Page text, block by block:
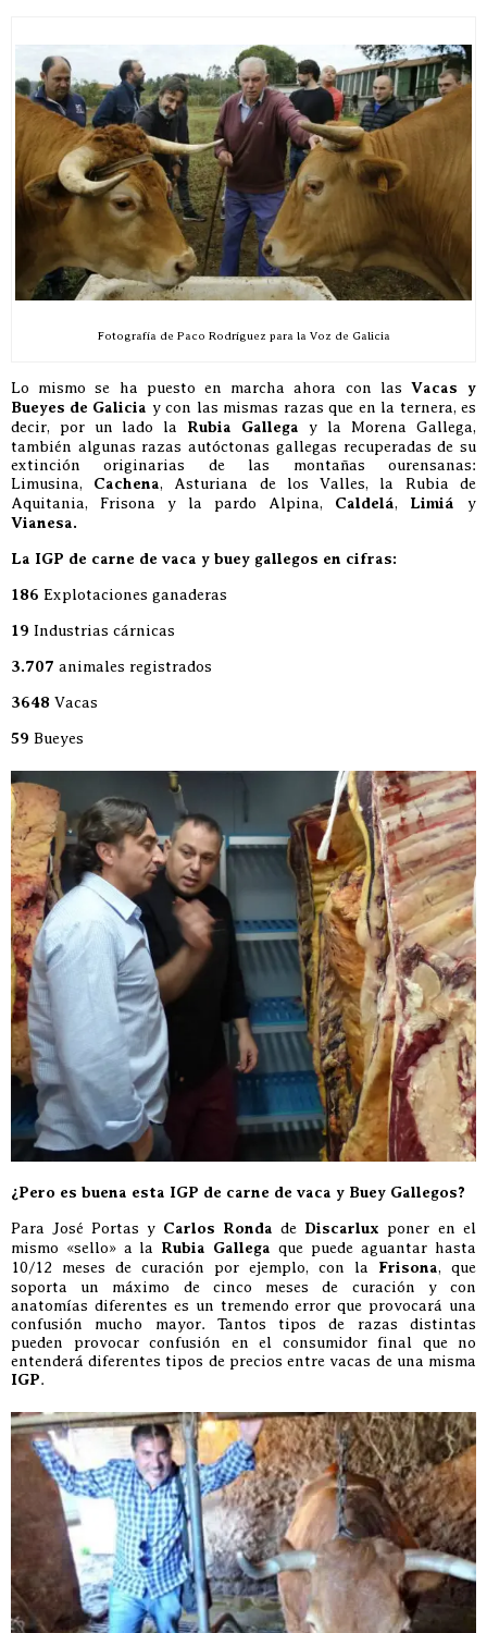
Fotografía de Paco Rodríguez para la Voz de Galicia
Lo mismo se ha puesto en marcha ahora con las Vacas y
Bueyes de Galicia y con las mismas razas que en la ternera, es
decir, por un lado la Rubia Gallega y la Morena Gallega,
también algunas razas autóctonas gallegas recuperadas de su
extinción originarias de las montañas ourensanas:
Limusina, Cachena, Asturiana de los Valles, la Rubia de
Aquitania, Frisona y la pardo Alpina, Caldelá, Limiá y
Vianesa.
La IGP de carne de vaca y buey gallegos en cifras:
186 Explotaciones ganaderas
19 Industrias cárnicas
3.707 animales registrados
3648 Vacas
59 Bueyes
¿Pero es buena esta IGP de carne de vaca y Buey Gallegos?
Para José Portas y Carlos Ronda de Discarlux poner en el
mismo «sello» a la Rubia Gallega que puede aguantar hasta
10/12 meses de curación por ejemplo, con la Frisona, que
soporta un máximo de cinco meses de curación y con
anatomías diferentes es un tremendo error que provocará una
confusión mucho mayor. Tantos tipos de razas distintas
pueden provocar confusión en el consumidor final que no
entenderá diferentes tipos de precios entre vacas de una misma
IGP.